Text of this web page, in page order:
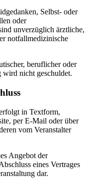
Selbst- oder
oder
unverzüglich ärztliche,
notfallmedizinische
beruflicher oder
nicht geschuldet.
in Textform,
per E-Mail oder über
vom Veranstalter
Angebot der
eines Vertrages
dar.